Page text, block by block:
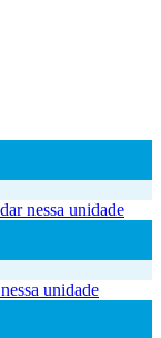
nessa unidade
unidade